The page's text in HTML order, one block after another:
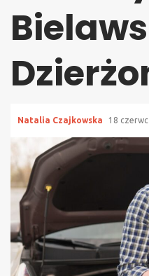
Natalia Czajkowska 18